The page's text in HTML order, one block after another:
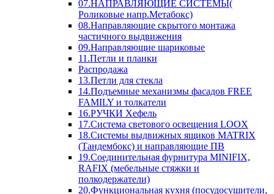
07.НАПРАВЛЯЮЩИЕ СИСТЕМЫ(
Роликовые напр.Метабокс)
08.Направляющие скрытого монтажа
частичного выдвижения
09.Направляющие шариковые
11.Петли и планки
Распродажа
13.Петли для стекла
14.Подъемные механизмы фасадов FREE
FAMILY и толкатели
16.РУЧКИ Хефель
17.Система светового освещения LOOX
18.Системы выдвижных ящиков MATRIX
(Тандембокс) и направляющие ПВ
19.Соединительная фурнитура MINIFIX,
RAFIX (мебельные стяжки и
полкодержатели)
20.Функциональная кухня (посудосушители,